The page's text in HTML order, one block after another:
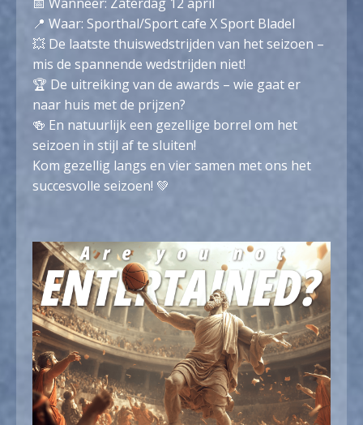
📍 Waar: Sporthal/Sport cafe X Sport Bladel
💥 De laatste thuiswedstrijden van het seizoen –
mis de spannende wedstrijden niet!
🏆 De uitreiking van de awards – wie gaat er
naar huis met de prijzen?
🍻 En natuurlijk een gezellige borrel om het
seizoen in stijl af te sluiten!
Kom gezellig langs en vier samen met ons het
succesvolle seizoen! 💚